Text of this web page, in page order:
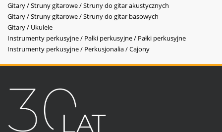
Gitary / Struny gitarowe / Struny do gitar akustycznych
Gitary / Struny gitarowe / Struny do gitar basowych
Gitary / Ukulele
Instrumenty perkusyjne / Pałki perkusyjne / Pałki perkusyjne
Instrumenty perkusyjne / Perkusjonalia / Cajony